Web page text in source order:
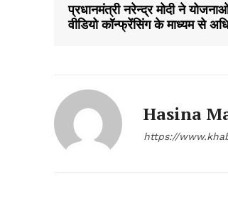
प्रधानमंत्री नरेन्द्र मोदी ने
वीडियो कॉन्फ्रेंसिंग के माध्यम से
Hasina
https://